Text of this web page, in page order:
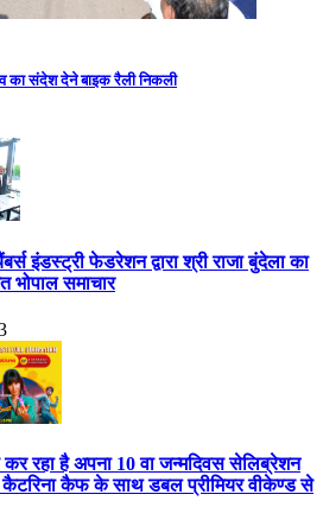
का संदेश देने बाइक रैली निकली
इंडस्ट्री फेडरेशन द्वारा श्री राजा बुंदेला का
भोपाल समाचार
रहा है अपना 10 वा जन्मदिवस सेलिब्रेशन
कैफ के साथ डबल प्रीमियर वीकेण्ड से